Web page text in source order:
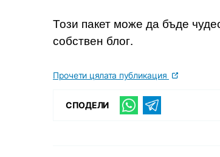
Този пакет може да бъде
собствен блог.
Прочети цялата публикация
СПОДЕЛИ